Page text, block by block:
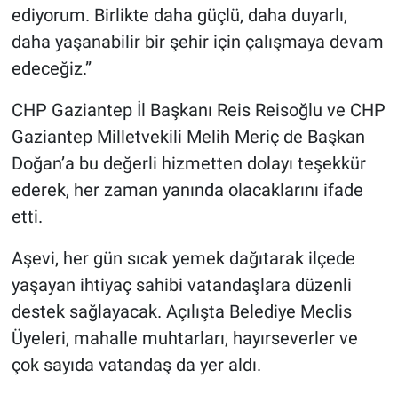
ediyorum. Birlikte daha güçlü, daha duyarlı,
daha yaşanabilir bir şehir için çalışmaya devam
edeceğiz.”
CHP Gaziantep İl Başkanı Reis Reisoğlu ve CHP
Gaziantep Milletvekili Melih Meriç de Başkan
Doğan’a bu değerli hizmetten dolayı teşekkür
ederek, her zaman yanında olacaklarını ifade
etti.
Aşevi, her gün sıcak yemek dağıtarak ilçede
yaşayan ihtiyaç sahibi vatandaşlara düzenli
destek sağlayacak. Açılışta Belediye Meclis
Üyeleri, mahalle muhtarları, hayırseverler ve
çok sayıda vatandaş da yer aldı.